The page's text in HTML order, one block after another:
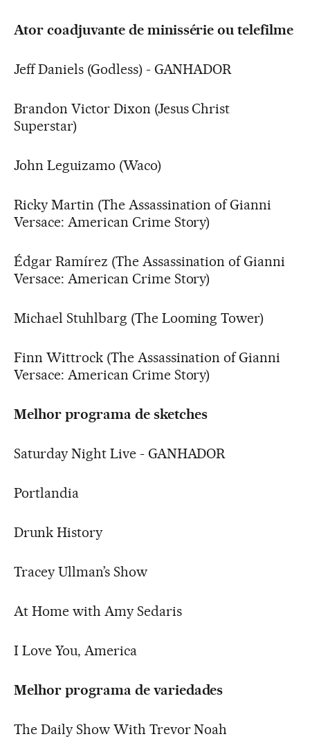
Ator coadjuvante de minissérie ou telefilme
Jeff Daniels (Godless) - GANHADOR
Brandon Victor Dixon (Jesus Christ
Superstar)
John Leguizamo (Waco)
Ricky Martin (The Assassination of Gianni
Versace: American Crime Story)
Édgar Ramírez (The Assassination of Gianni
Versace: American Crime Story)
Michael Stuhlbarg (The Looming Tower)
Finn Wittrock (The Assassination of Gianni
Versace: American Crime Story)
Melhor programa de sketches
Saturday Night Live - GANHADOR
Portlandia
Drunk History
Tracey Ullman’s Show
At Home with Amy Sedaris
I Love You, America
Melhor programa de variedades
The Daily Show With Trevor Noah